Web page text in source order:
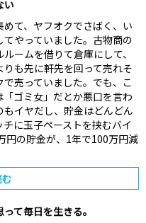
い
て、ヤフオクでさばく、い
やっていました。古物商の
ームを借りて倉庫にして、
も先に軒先を回って売れそ
売っていました。でも、こ
ゴミ女」だとか悪口を言わ
イヤだし、貯金はどんどん
に玉子ペーストを挟むバイ
円の貯金が、1年で100万円減
て毎日を生きる。